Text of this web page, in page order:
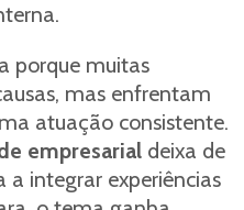
porque muitas
mas enfrentam
atuação consistente.
empresarial deixa de
a integrar experiências